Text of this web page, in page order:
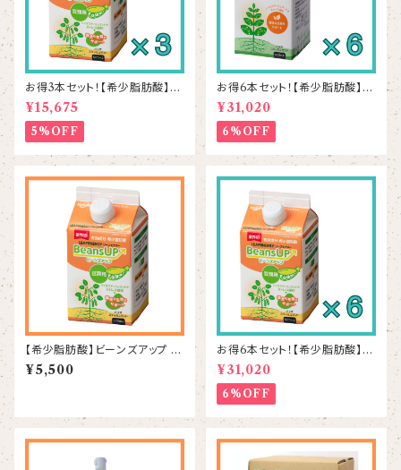
お得3本セット！【希少脂肪酸】ビ
ーンズアップ 500mL×3本
¥15,675
5%OFF
お得6本セット！【希少脂肪酸】リ
ーフエナジー 500mL×6本
¥31,020
6%OFF
【希少脂肪酸】ビーンズアップ 5
00mL
¥5,500
お得6本セット！【希少脂肪酸】ビ
ーンズアップ 500mL×6本
¥31,020
6%OFF